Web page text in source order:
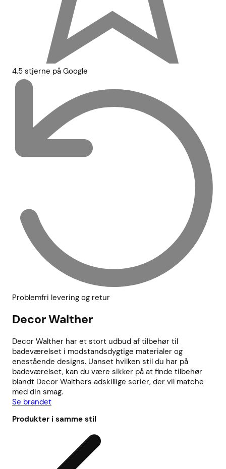
4.5 stjerne på Google
Problemfri levering og retur
Decor Walther
Decor Walther har et stort udbud af tilbehør til
badeværelset i modstandsdygtige materialer og
enestående designs. Uanset hvilken stil du har på
badeværelset, kan du være sikker på at finde tilbehør
blandt Decor Walthers adskillige serier, der vil matche
med din smag.
Se brandet
Produkter i samme stil